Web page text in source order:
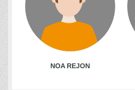
NOA REJON